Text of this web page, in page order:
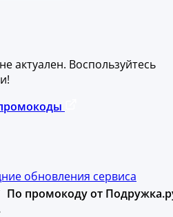
актуален. Воспользуйтесь
обновления сервиса
По промокоду от